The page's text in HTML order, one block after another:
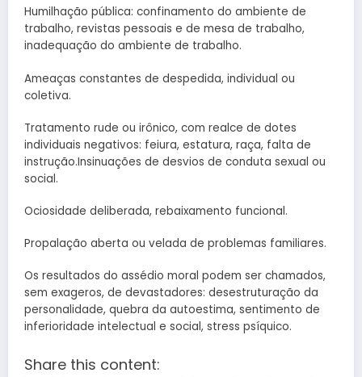
Humilhação pública: confinamento do ambiente de
trabalho, revistas pessoais e de mesa de trabalho,
inadequação do ambiente de trabalho.
Ameaças constantes de despedida, individual ou
coletiva.
Tratamento rude ou irônico, com realce de dotes
individuais negativos: feiura, estatura, raça, falta de
instrução.Insinuações de desvios de conduta sexual ou
social.
Ociosidade deliberada, rebaixamento funcional.
Propalação aberta ou velada de problemas familiares.
Os resultados do assédio moral podem ser chamados,
sem exageros, de devastadores: desestruturação da
personalidade, quebra da autoestima, sentimento de
inferioridade intelectual e social, stress psíquico.
Share this content: